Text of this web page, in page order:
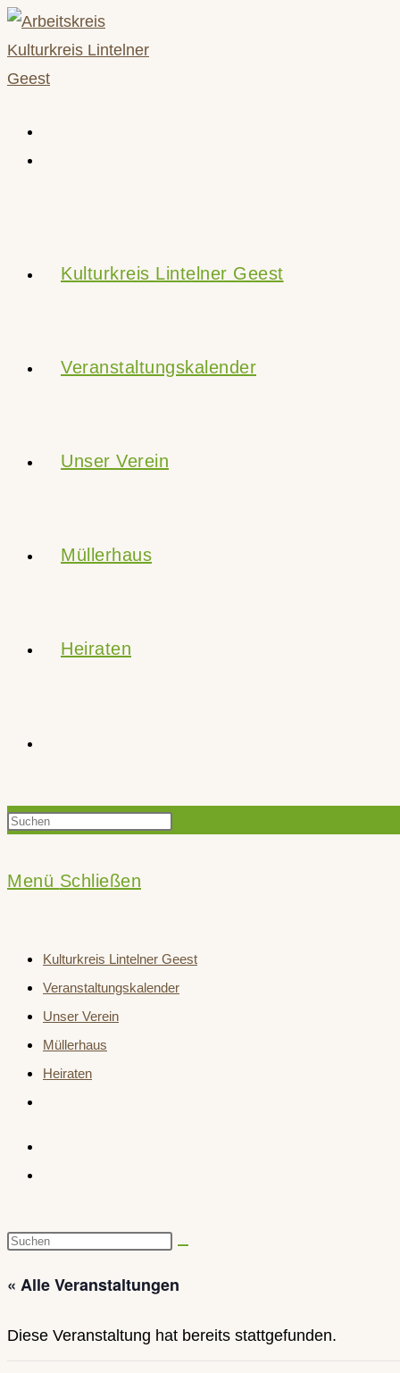
Zum
Inhalt
springen
Kulturkreis Lintelner Geest
Veranstaltungskalender
Unser Verein
Müllerhaus
Heiraten
Suche
Press
search
panel.
Menü Schließen
Kulturkreis Lintelner Geest
Veranstaltungskalender
Unser Verein
Müllerhaus
Heiraten
Diese
durchsuchen
« Alle Veranstaltungen
Diese Veranstaltung hat bereits stattgefunden.